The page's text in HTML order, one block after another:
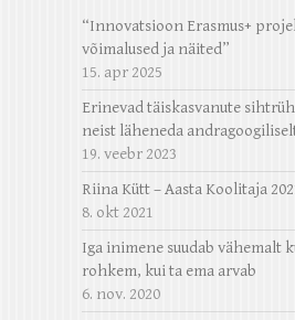
“Innovatsioon Erasmus+
võimalused ja näited”
15. apr 2025
Erinevad täiskasvanute
neist läheneda
19. veebr 2023
Riina Kütt – Aasta Koolitaja
8. okt 2021
Iga inimene suudab vähemalt
rohkem, kui ta ema arvab
6. nov. 2020